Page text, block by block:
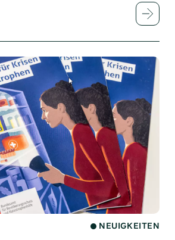
NEUIGKEITEN